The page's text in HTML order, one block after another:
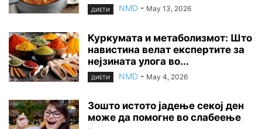
ДИЕТИ NMD - May 13, 2026
Куркумата и метаболизмот: Што
навистина велат експертите за
нејзината улога во...
ДИЕТИ NMD - May 4, 2026
Зошто истото јадење секој ден
може да помогне во слабеење